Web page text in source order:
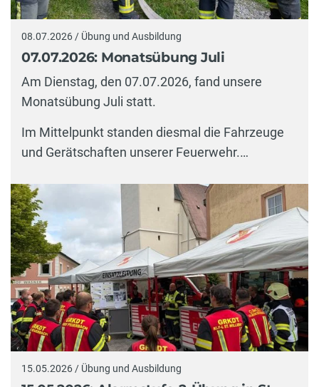
08.07.2026 / Übung und Ausbildung
07.07.2026: Monatsübung Juli
Am Dienstag, den 07.07.2026, fand unsere
Monatsübung Juli statt.
Im Mittelpunkt standen diesmal die Fahrzeuge
und Gerätschaften unserer Feuerwehr.…
15.05.2026 / Übung und Ausbildung